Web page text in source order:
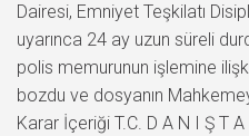
Dairesi, Emniyet Teşkilatı
uyarınca 24 ay uzun süreli
polis memurunun işlemine
bozdu ve dosyanın
Karar İçeriği T.C. D A N I Ş T A